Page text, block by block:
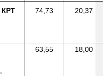
КРТ 74,73 20,37
63,55 18,00